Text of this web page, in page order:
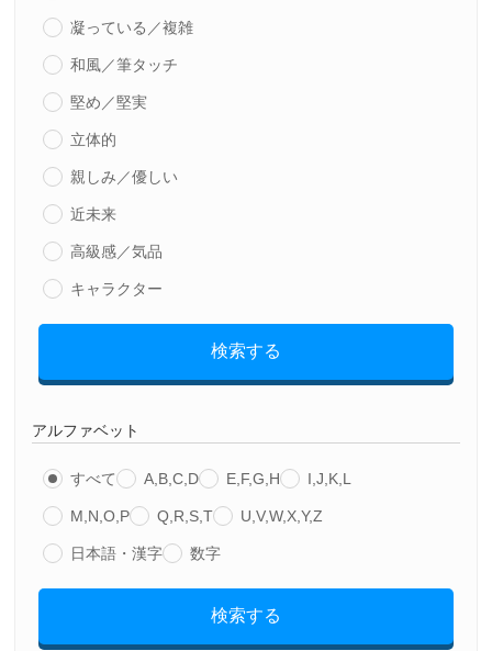
凝っている／複雑
和風／筆タッチ
堅め／堅実
立体的
親しみ／優しい
近未来
高級感／気品
キャラクター
検索する
アルファベット
すべて A,B,C,D E,F,G,H I,J,K,L
M,N,O,P Q,R,S,T U,V,W,X,Y,Z
日本語・漢字 数字
検索する